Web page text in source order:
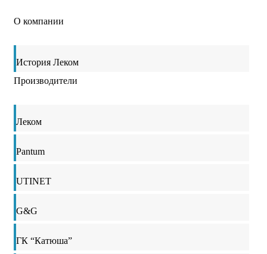
О компании
История Леком
Производители
Леком
Pantum
UTINET
G&G
ГК “Катюша”